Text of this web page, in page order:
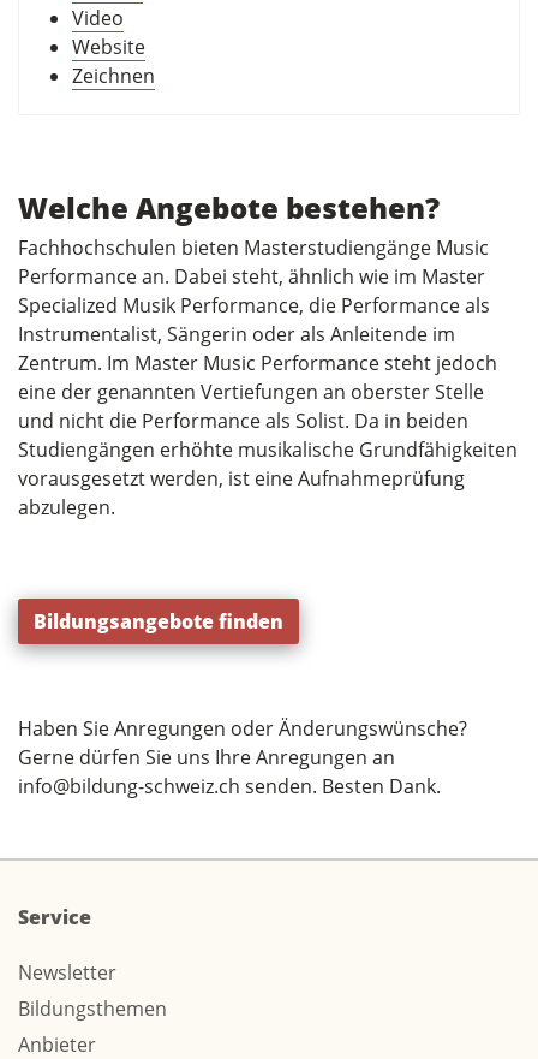
Welche Angebote bestehen?
Fachhochschulen bieten Masterstudiengänge Music
Performance an. Dabei steht, ähnlich wie im Master
Specialized Musik Performance, die Performance als
Instrumentalist, Sängerin oder als Anleitende im
Zentrum. Im Master Music Performance steht jedoch
eine der genannten Vertiefungen an oberster Stelle
und nicht die Performance als Solist. Da in beiden
Studiengängen erhöhte musikalische Grundfähigkeiten
vorausgesetzt werden, ist eine Aufnahmeprüfung
abzulegen.
Video
Website
Zeichnen
Bildungsangebote finden
Haben Sie Anregungen oder Änderungswünsche?
Gerne dürfen Sie uns Ihre Anregungen an
info@bildung-schweiz.ch senden. Besten Dank.
Service
Newsletter
Bildungsthemen
Anbieter